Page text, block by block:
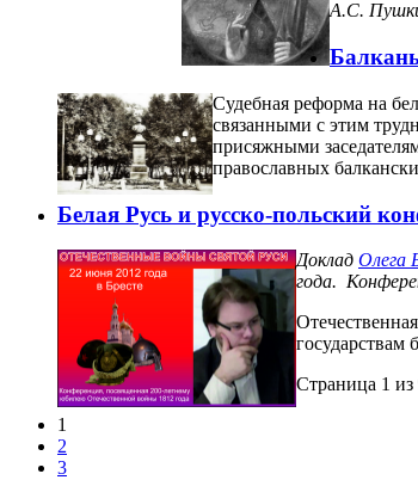
А.С.
Судебная реформа на
связанными с этим
присяжными
православных
Белая Русь и русско-польский
Доклад Олега
года.
государствам
Страница 1 из
1
2
3